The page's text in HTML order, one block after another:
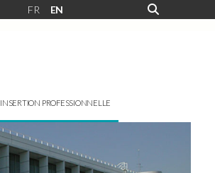
FR EN
INSERTION PROFESSIONNELLE